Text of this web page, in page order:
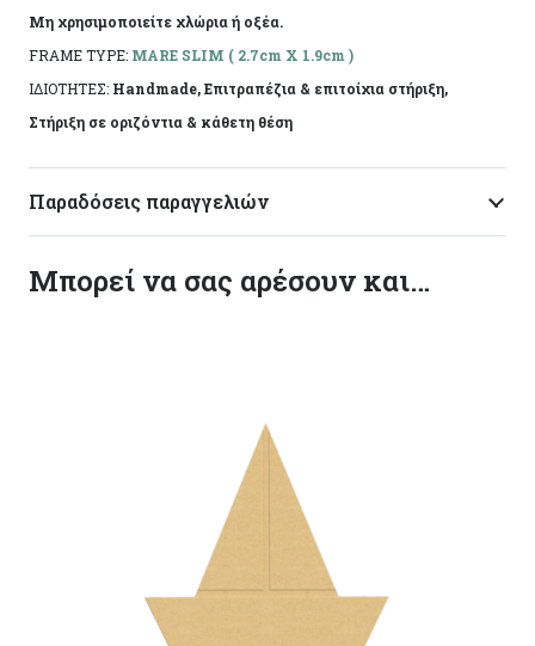
Μη χρησιμοποιείτε χλώρια ή οξέα.
FRAME TYPE: MARE SLIM ( 2.7cm X 1.9cm )
ΙΔΙΟΤΗΤΕΣ: Handmade, Επιτραπέζια & επιτοίχια στήριξη,
Στήριξη σε οριζόντια & κάθετη θέση
Παραδόσεις παραγγελιών
Μπορεί να σας αρέσουν και…